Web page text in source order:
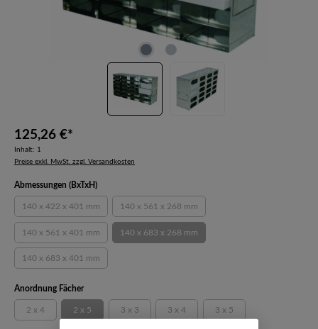
125,26 €*
Inhalt: 1
Preise exkl. MwSt. zzgl. Versandkosten
Abmessungen (BxTxH)auswählen
140 x 422 x 401 mm(Diese Option ist zurzeit nicht verfügbar.)
140 x 561 x 268 mm(Diese Option ist zurzeit nicht verfügbar.)
140 x 561 x 401 mm(Diese Option ist zurzeit nicht verfügbar.)
140 x 683 x 268 mm(Diese Option ist zurzeit nicht verfügbar.)
140 x 683 x 401 mm(Diese Option ist zurzeit nicht verfügbar.)
Anordnung Fächerauswählen
2 x 4(Diese Option ist zurzeit nicht verfügbar.)
2 x 5(Diese Option ist zurzeit nicht verfügbar.)
3 x 3(Diese Option ist zurzeit nicht verfügbar.)
3 x 4(Diese Option ist zurzeit nicht
3 x 5(Diese Option ist zurzeit